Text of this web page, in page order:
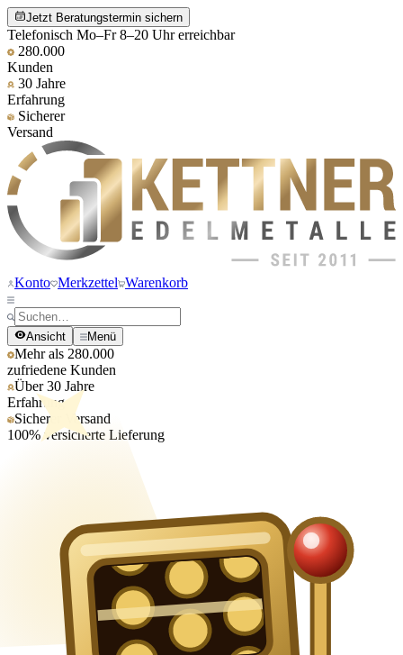
Jetzt Beratungstermin sichern
Telefonisch Mo–Fr 8–20 Uhr erreichbar
280.000
Kunden
30 Jahre
Erfahrung
Sicherer
Versand
Konto Merkzettel Warenkorb
Ansicht Menü
Mehr als 280.000
zufriedene Kunden
Über 30 Jahre
Erfahrung
Sicherer Versand
100% versicherte Lieferung